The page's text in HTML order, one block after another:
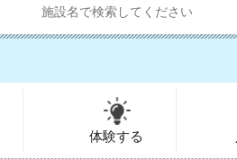
体験する